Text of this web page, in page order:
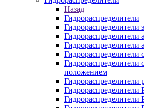
Назад
Гидрораспределители
Гидрораспределители
Гидрораспределители
Гидрораспределители
положением
Гидрораспределители
Гидрораспределители
Гидрораспределители